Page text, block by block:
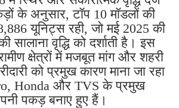
के अनुसार, टॉप 10 मॉडलों की
यूनिट्स रही, जो मई 2025 की
सालाना वृद्धि को दर्शाती है। इस
क्षेत्रों में मजबूत मांग और शहरी
को प्रमुख कारण माना जा रहा
Honda और TVS के प्रमुख
पकड़ बनाए हुए हैं।